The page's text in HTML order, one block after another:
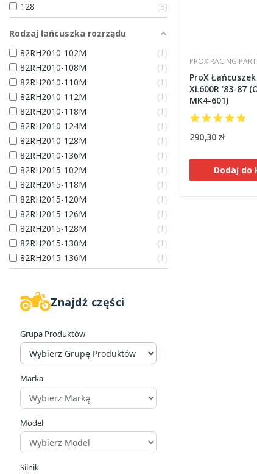
128
3
Rodzaj łańcuszka rozrządu
82RH2010-102M
1
82RH2010-108M
1
82RH2010-110M
1
82RH2010-112M
1
82RH2010-118M
1
82RH2010-124M
1
82RH2010-128M
1
82RH2010-136M
1
82RH2015-102M
1
82RH2015-118M
1
82RH2015-120M
1
82RH2015-126M
1
82RH2015-128M
1
82RH2015-130M
1
82RH2015-136M
1
Znajdź części
Grupa Produktów
Marka
Model
Silnik
PROX RACING
ProX
XL600R '83-87
MK4-601)
290,30 zł
Dodaj do